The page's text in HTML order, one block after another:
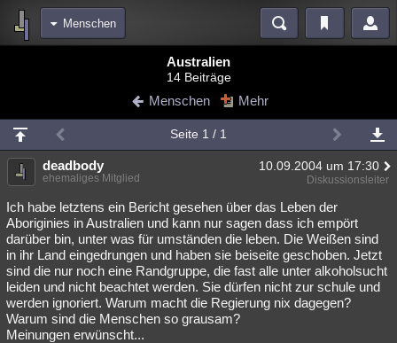
Menschen
Blogs
Chat Wiki Neuigkeiten
meine Rubriken
Menschen Wissenschaft Mystery Kriminalfälle
Spiritualität Verschwörungen Technologie Ufologie
Natur Umfragen Unterhaltung
weitere Rubriken
Philosophie Träume Orte Esoterik Literatur
Astronomie Helpdesk Gruppen
Australien
14 Beiträge
Menschen Mehr
Seite 1 / 1
deadbody 10.09.2004 um 17:30
ehemaliges Mitglied Diskussionsleiter
Ich habe letztens ein Bericht gesehen über das Leben der
Aboriginies in Australien und kann nur sagen dass ich empört
darüber bin, unter was für umständen die leben. Die Weißen sind
in ihr Land eingedrungen und haben sie beiseite geschoben. Jetzt
sind die nur noch eine Randgruppe, die fast alle unter alkoholsucht
leiden und nicht beachtet werden. Sie dürfen nicht zur schule und
werden ignoriert. Warum macht die Regierung nix dagegen?
Warum sind die Menschen so grausam?
Meinungen erwünscht...